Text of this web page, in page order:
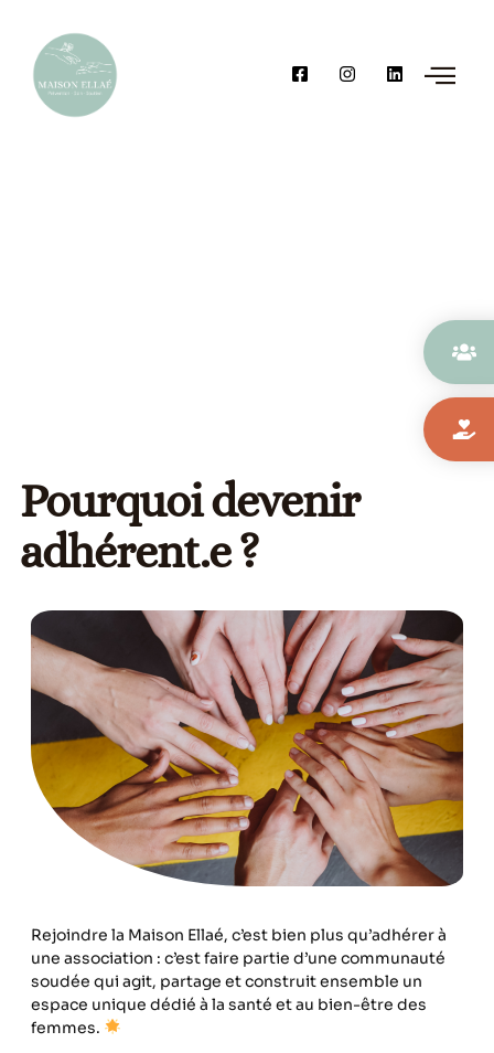
Pourquoi devenir
adhérent.e ?
Rejoindre la Maison Ellaé, c’est bien plus qu’adhérer à
une association : c’est faire partie d’une communauté
soudée qui agit, partage et construit ensemble un
espace unique dédié à la santé et au bien-être des
femmes.